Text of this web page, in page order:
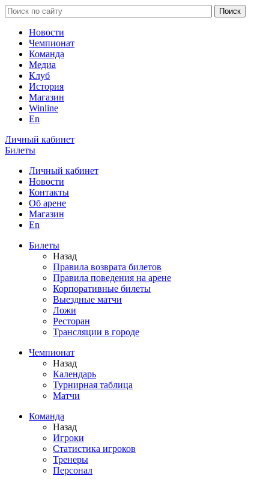
Новости
Чемпионат
Команда
Медиа
Клуб
История
Магазин
Winline
En
Личный кабинет
Билеты
Личный кабинет
Новости
Контакты
Об арене
Магазин
En
Билеты
Назад
Правила возврата билетов
Правила поведения на арене
Корпоративные билеты
Выездные матчи
Ложи
Ресторан
Трансляции в городе
Чемпионат
Назад
Календарь
Турнирная таблица
Матчи
Команда
Назад
Игроки
Статистика игроков
Тренеры
Персонал